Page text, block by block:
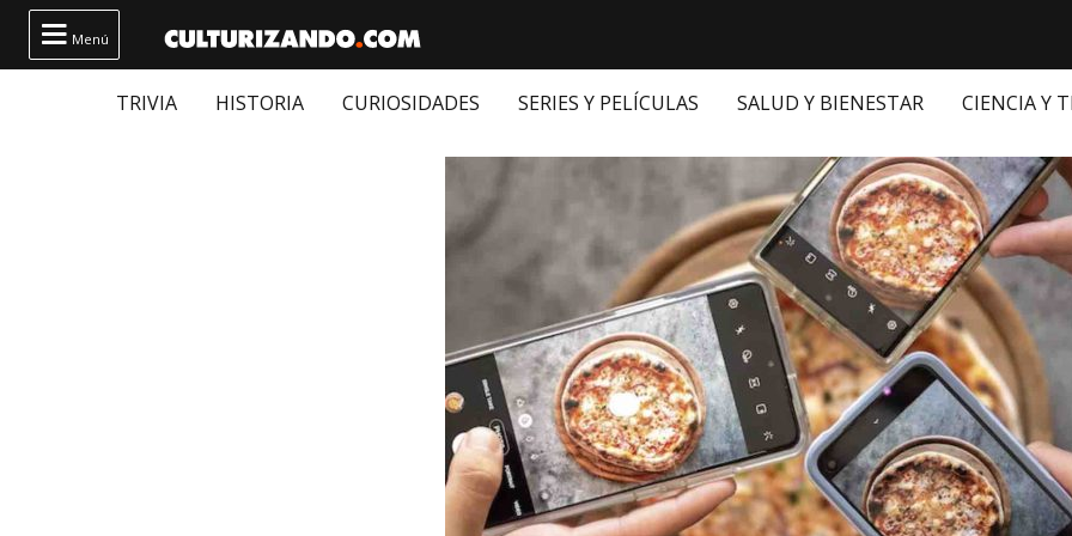
 Menú
TRIVIA HISTORIA CURIOSIDADES SERIES Y PELÍCULAS SALUD Y BIENESTAR CIENCIA Y